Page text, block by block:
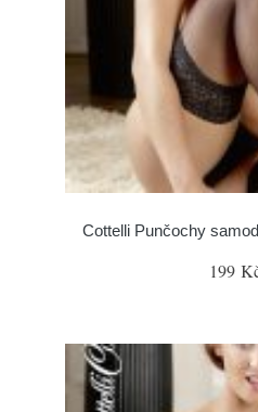
Cottelli Punčochy
199